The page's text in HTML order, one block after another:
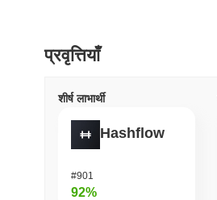
प्रवृत्तियाँ
शीर्ष लाभार्थी
Hashflow
#901
92%